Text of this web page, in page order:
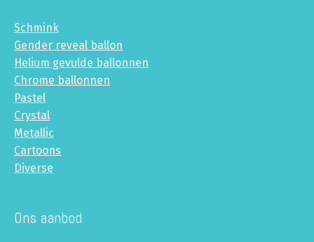
Schmink
Gender reveal ballon
Helium gevulde ballonnen
Chrome ballonnen
Pastel
Crystal
Metallic
Cartoons
Diverse
Ons aanbod